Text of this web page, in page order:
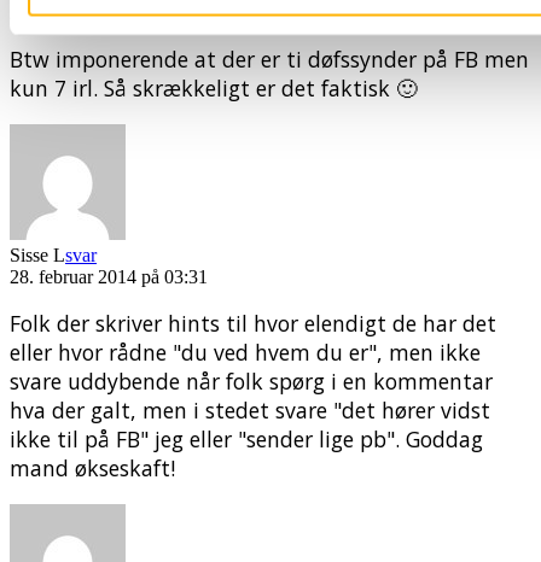
28. februar 2014 på 03:33
Btw imponerende at der er ti døfssynder på FB men
kun 7 irl. Så skrækkeligt er det faktisk 🙂
Sisse Lsvar
28. februar 2014 på 03:31
Folk der skriver hints til hvor elendigt de har det
eller hvor rådne "du ved hvem du er", men ikke
svare uddybende når folk spørg i en kommentar
hva der galt, men i stedet svare "det hører vidst
ikke til på FB" jeg eller "sender lige pb". Goddag
mand økseskaft!